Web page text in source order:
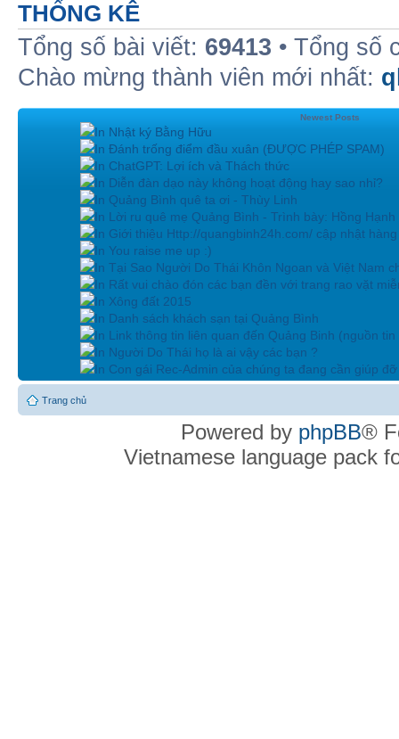
THỐNG KÊ
Tổng số bài viết: 69413 • Tổng số
Chào mừng thành viên mới nhất:
Newest Posts
In Nhật ký Bằng Hữu
In Đánh trống điểm đầu xuân (ĐƯỢC PHÉP SPAM)
In ChatGPT: Lợi ích và Thách thức
In Diễn đàn dạo này không hoạt động hay sao nhỉ?
In Quảng Bình quê ta ơi - Thùy Linh
In Lời ru quê mẹ Quảng Bình - Trình bày: Hồng Hạnh
In Giới thiệu Http://quangbinh24h.com/ cập nhật
In You raise me up :)
In Tại Sao Người Do Thái Khôn Ngoan và Việt Nam
In Rất vui chào đón các bạn đền với trang rao vặt
In Xông đất 2015
In Danh sách khách sạn tại Quảng Bình
In Link thông tin liên quan đến Quảng Binh (nguồn tin
In Người Do Thái họ là ai vậy các bạn ?
In Con gái Rec-Admin của chúng ta đang cần giúp
Trang chủ
Powered by phpBB®
Vietnamese language pack